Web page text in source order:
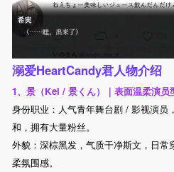
溺爱HeartCandy君人物介绍
1、景（Kei / 景くん）｜表面温柔演员
身份职业：人气青年舞台剧 / 影视演员
和，拥有大量粉丝。
外貌：深棕黑发，气质干净斯文，日常
柔氛围感。